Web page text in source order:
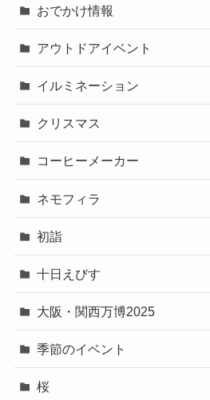
2024年6月
2024年5月
2024年4月
カテゴリー
いちご狩り
おでかけ情報
アウトドアイベント
イルミネーション
クリスマス
コーヒーメーカー